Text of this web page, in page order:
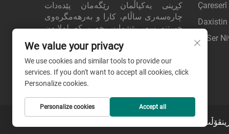
کڕینی یەکپاڵمان رێگەمان پێدەدات
چارەسەری ساڵام، کارا و بەرهەمگرەوی
خستنە سەر پێشهات بخەین کە لەلایەن
کڕیارانی جیهانیەوە بەردەست دەبن. ئێستا
داواکاری نرخ بکە.
Çareserî
Daxistin
Li Ser
We value your privacy
We use cookies and similar tools to provide our
services. If you don't want to accept all cookies, click
Personalize cookies.
Personalize cookies Accept all